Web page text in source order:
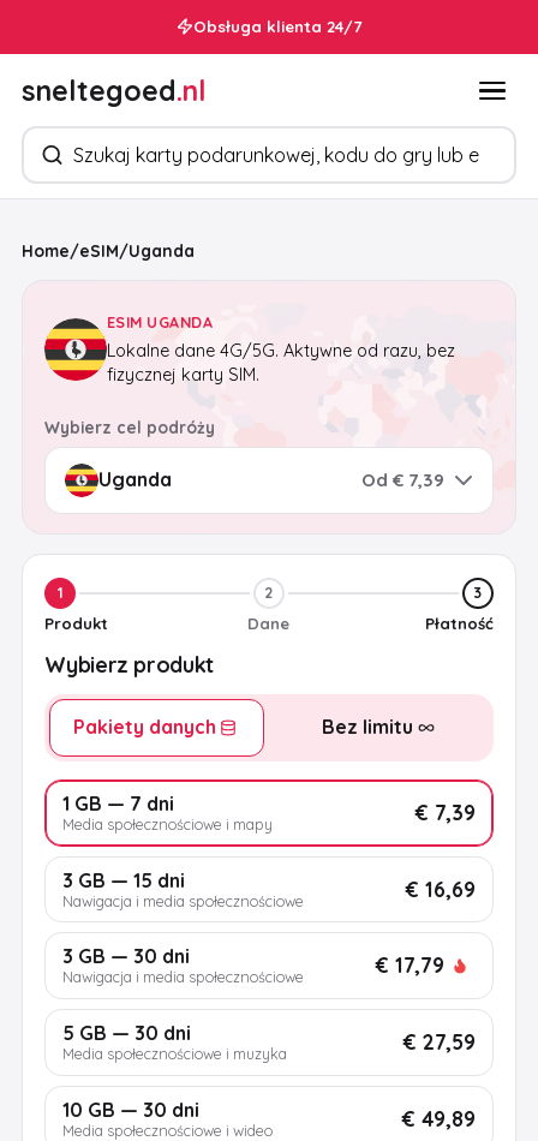
Obsługa klienta 24/7
sneltegoed.nl
Szukaj produktów
Home/eSIM/Uganda
ESIM UGANDA
Lokalne dane 4G/5G. Aktywne od razu, bez
fizycznej karty SIM.
Wybierz cel podróży
Od € 7,39
1
Produkt
2
Dane
3
Płatność
Wybierz produkt
Pakiety danych Bez limitu
1 GB — 7 dni
Media społecznościowe i mapy € 7,39
3 GB — 15 dni
Nawigacja i media społecznościowe € 16,69
3 GB — 30 dni
Nawigacja i media społecznościowe € 17,79
5 GB — 30 dni
Media społecznościowe i muzyka € 27,59
10 GB — 30 dni
Media społecznościowe i wideo € 49,89